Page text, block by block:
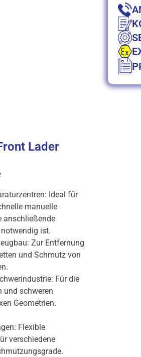
Lader
Ideal für
manuelle
anschließende
ist.
Zur Entfernung
und Schmutz von
Für die
und schweren
Geometrien.
Flexible
verschiedene